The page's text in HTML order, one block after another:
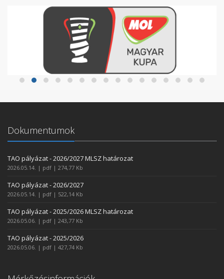
Dokumentumok
TAO pályázat - 2026/2027 MLSZ határozat
2026.05.14. | pdf | 274,77 Kb
TAO pályázat - 2026/2027
2026.05.14. | pdf | 522,14 Kb
TAO pályázat - 2025/2026 MLSZ határozat
2026.05.06. | pdf | 243,77 Kb
TAO pályázat - 2025/2026
2026.05.06. | pdf | 427,74 Kb